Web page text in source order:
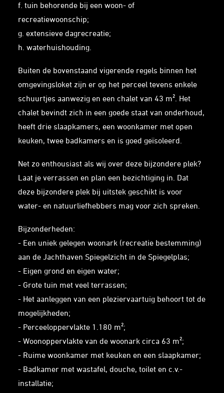
f. tuin behorende bij een woon- of
recreatiewoonschip;
g. extensieve dagrecreatie;
h. waterhuishouding.
Buiten de bovenstaand vigerende regels binnen het
omgevingsloket zijn er op het perceel tevens enkele
schuurtjes aanwezig en een chalet van 43 m². Het
chalet bevindt zich in een goede staat van onderhoud,
heeft drie slaapkamers, een woonkamer met open
keuken, twee badkamers en is goed geïsoleerd.
Net zo enthousiast als wij over deze bijzondere plek?
Laat je verrassen en plan een bezichtiging in. Dat
deze bijzondere plek bij uitstek geschikt is voor
water- en natuurliefhebbers mag voor zich spreken.
Bijzonderheden:
- Een uniek gelegen woonark (recreatie bestemming)
aan de Jachthaven Spiegelzicht in de Spiegelplas;
- Eigen grond en eigen water;
- Grote tuin met veel terrassen;
- Het aanleggen van een pleziervaartuig behoort tot de
mogelijkheden;
- Perceeloppervlakte 1.180 m²;
- Woonoppervlakte van de woonark circa 63 m²;
- Ruime woonkamer met keuken en een slaapkamer;
- Badkamer met wastafel, douche, toilet en c.v.-
installatie;